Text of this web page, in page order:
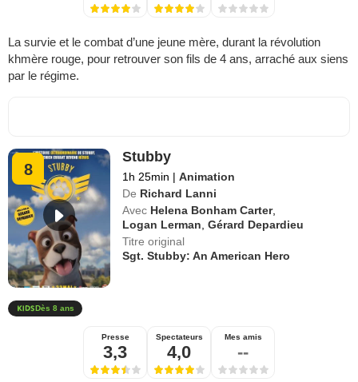
La survie et le combat d’une jeune mère, durant la révolution
khmère rouge, pour retrouver son fils de 4 ans, arraché aux siens
par le régime.
8
Stubby
1h 25min | Animation
De Richard Lanni
Avec Helena Bonham Carter,
Logan Lerman ,Gérard Depardieu
Titre original
Sgt. Stubby: An American Hero
Dès 8 ans
Presse
3,3
Spectateurs
4,0
Mes amis
--